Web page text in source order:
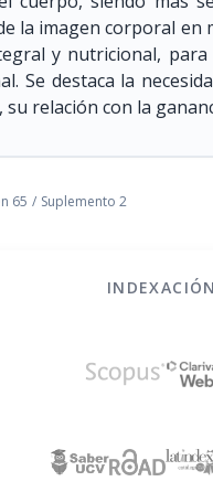
la imagen corporal en
y nutricional,
Se destaca la
su relación con la
65 / Suplemento 2